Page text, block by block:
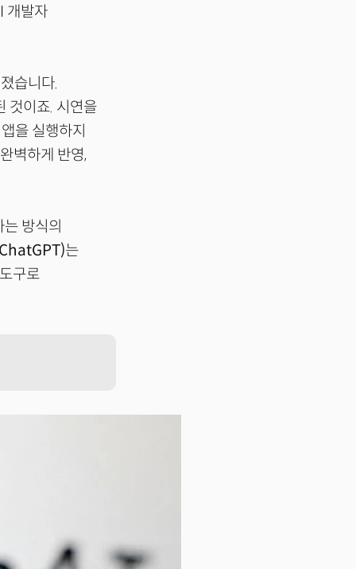
개발자
습니다.
것이죠. 시연을
을 실행하지
벽하게 반영,
방식의
는
구로